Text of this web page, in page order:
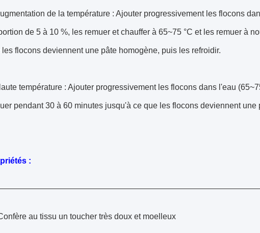
de la température : Ajouter progressivement les flocons
de 5 à 10 %, les remuer et chauffer à 65~75 °C et les remuer à
les flocons deviennent une pâte homogène, puis les refroidir.
température : Ajouter progressivement les flocons dans l'eau
pendant 30 à 60 minutes jusqu'à ce que les flocons deviennent une
:
au tissu un toucher très doux et moelleux